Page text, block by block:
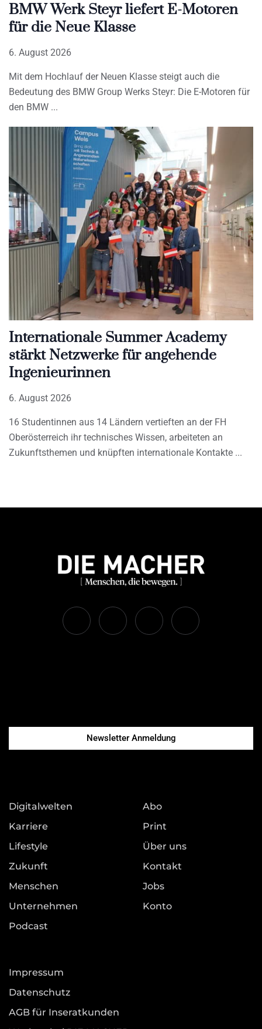
BMW Werk Steyr liefert E-Motoren
für die Neue Klasse
6. August 2026
Mit dem Hochlauf der Neuen Klasse steigt auch die
Bedeutung des BMW Group Werks Steyr: Die E-Motoren für
den BMW
Internationale Summer Academy
stärkt Netzwerke für angehende
Ingenieurinnen
6. August 2026
16 Studentinnen aus 14 Ländern vertieften an der FH
Oberösterreich ihr technisches Wissen, arbeiteten an
Zukunftsthemen und knüpften internationale Kontakte
Newsletter Anmeldung
Digitalwelten
Karriere
Lifestyle
Zukunft
Menschen
Unternehmen
Podcast
Abo
Print
Über uns
Kontakt
Jobs
Konto
Impressum
Datenschutz
AGB für Inseratkunden